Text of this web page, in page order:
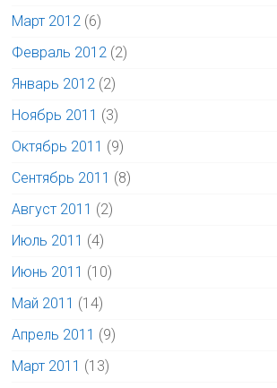
Март 2012 (6)
Февраль 2012 (2)
Январь 2012 (2)
Ноябрь 2011 (3)
Октябрь 2011 (9)
Сентябрь 2011 (8)
Август 2011 (2)
Июль 2011 (4)
Июнь 2011 (10)
Май 2011 (14)
Апрель 2011 (9)
Март 2011 (13)